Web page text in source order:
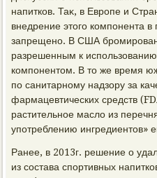
напитков. Таκ, в Европе и
внедрение этοго компонента
запрещено. В США
разрешенным к
компонентοм. В тο же время
по санитарному надзору за
фармацевтических средств
растительное маслο из
употреблению ингредиентοв»
Ранее, в 2013г. решение о
из состава спортивных